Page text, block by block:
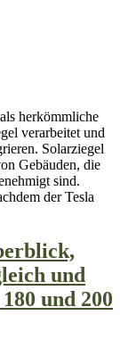
herkömmliche
verarbeitet und
Solarziegel
Gebäuden, die
sind.
der Tesla
und
und 200